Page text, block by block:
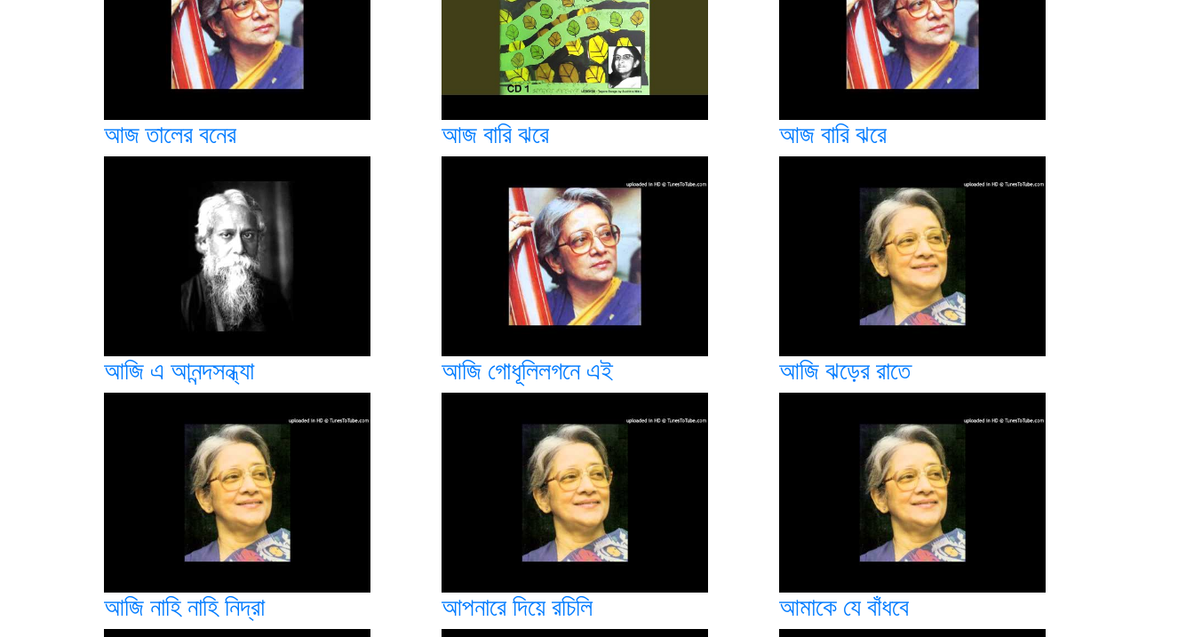
আজ তালের বনের আজ বারি ঝরে আজ বারি ঝরে
আজি এ আনন্দসন্ধ্যা আজি গোধূলিলগনে এই আজি ঝড়ের রাতে
আজি নাহি নাহি নিদ্রা আপনারে দিয়ে রচিলি আমাকে যে বাঁধবে